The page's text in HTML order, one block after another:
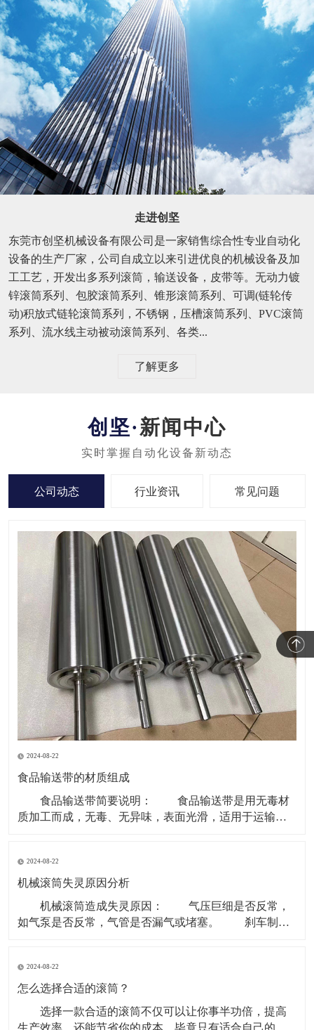
走进创坚
东莞市创坚机械设备有限公司是一家销售综合性专业自动化
设备的生产厂家，公司自成立以来引进优良的机械设备及加
工工艺，开发出多系列滚筒，输送设备，皮带等。无动力镀
锌滚筒系列、包胶滚筒系列、锥形滚筒系列、可调(链轮传
动)积放式链轮滚筒系列，不锈钢，压槽滚筒系列、PVC滚筒
系列、流水线主动被动滚筒系列、各类...
了解更多
新闻中心
公司动态 行业资讯 常见问题
2024-08-22
食品输送带的材质组成
食品输送带简要说明： 食品输送带是用无毒材
质加工而成，无毒、无异味，表面光滑，适用于运输食
份，所以现在用于食品行业基本用PU型输送带。 材
质有PVC、聚乙烯、聚炳稀、PP、塑钢 ACE
2024-08-22
机械滚筒失灵原因分析
机械滚筒造成失灵原因： 气压巨细是否反常，
如气泵是否反常，气管是否漏气或堵塞。 刹车制动
锤张紧处上部个改向机械滚筒除应笔直于皮带长度方向
以外还应笔直于重力垂线，即确保其轴中心线水平。
2024-08-22
怎么选择合适的滚筒？
选择一款合适的滚筒不仅可以让你事半功倍，提高
生产效率，还能节省你的成本，毕竟只有适合自己的才